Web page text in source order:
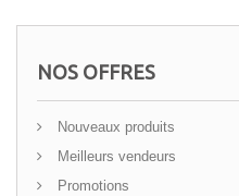
NOS OFFRES
Nouveaux produits
Meilleurs vendeurs
Promotions